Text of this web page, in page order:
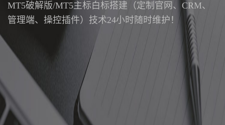
MT5破解版/MT5主标白标搭建（定制官网、CRM、
管理端、操控插件）技术24小时随时维护！